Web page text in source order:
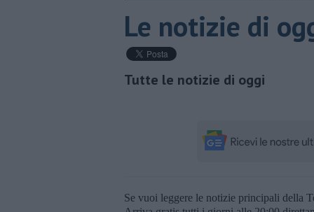
Le notizie di
Tutte le notizie di oggi
Se vuoi leggere le notizie principali della